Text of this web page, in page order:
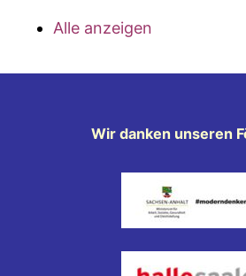
Alle anzeigen
Wir danken unseren